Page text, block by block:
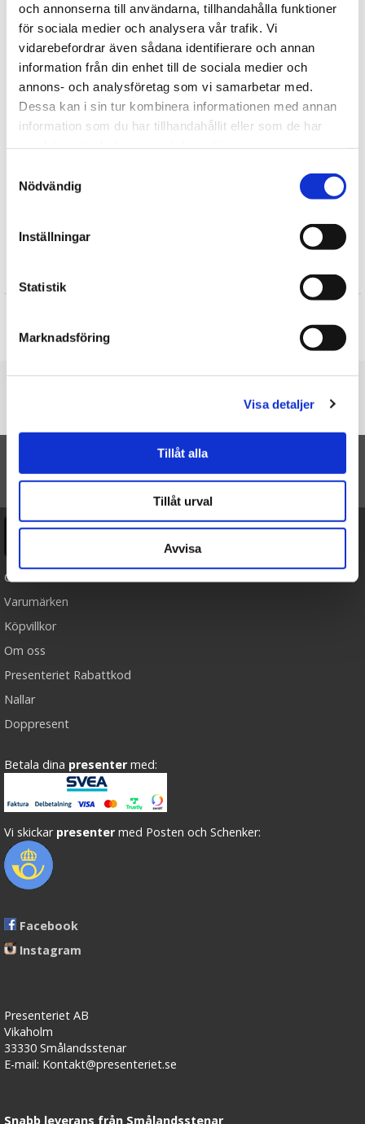
och annonserna till användarna, tillhandahålla funktioner
för sociala medier och analysera vår trafik. Vi
vidarebefordrar även sådana identifierare och annan
information från din enhet till de sociala medier och
annons- och analysföretag som vi samarbetar med.
Dessa kan i sin tur kombinera informationen med annan
information som du har tillhandahållit eller som de har
Nödvändig
Inställningar
Statistik
Marknadsföring
Visa detaljer
Tillåt alla
Tillåt urval
Avvisa
Smarta Saker
Smarta Julklappar
Julklappar till flickvän
Julklappar till henne
Julklappar till mamma
Julklappar till vännen
Presenter till Flickvän
Presenter till Mamma
TILL TOPPEN
Cookies
Varumärken
Köpvillkor
Om oss
Presenteriet Rabattkod
Nallar
Doppresent
Betala dina presenter med:
Vi skickar presenter med Posten och Schenker:
Facebook
Instagram
Presenteriet AB
Vikaholm
33330 Smålandsstenar
E-mail: Kontakt@presenteriet.se
Snabb leverans från Smålandsstenar